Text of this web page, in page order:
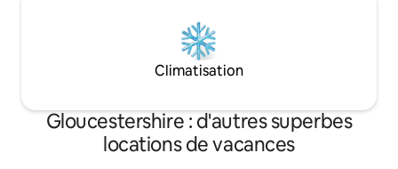
Climatisation
Gloucestershire : d'autres superbes
locations de vacances